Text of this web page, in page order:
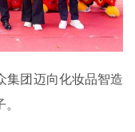
集团迈向化妆品智造